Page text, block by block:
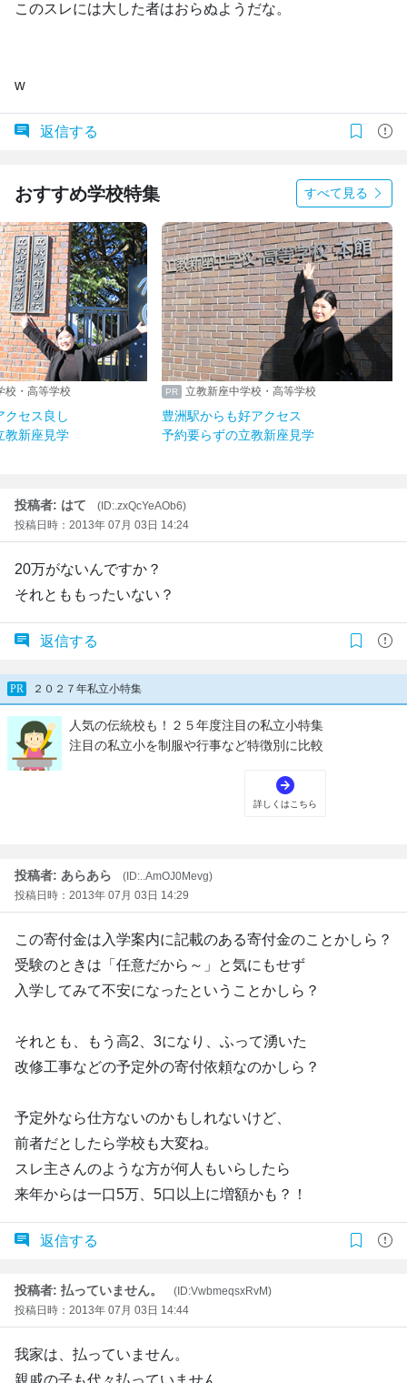
このスレには大した者はおらぬようだな。
w
返信する
おすすめ学校特集 すべて見る
校・高等学校
クセス良し
教新座見学
立教新座中学校・高等学校
豊洲駅からも好アクセス
予約要らずの立教新座見学
投稿者: はて
(ID:.zxQcYeAOb6)
投稿日時：2013年 07月 03日 14:24
20万がないんですか？
それとももったいない？
返信する
投稿者: あらあら
(ID:..AmOJ0Mevg)
投稿日時：2013年 07月 03日 14:29
この寄付金は入学案内に記載のある寄付金のことかしら？
受験のときは「任意だから～」と気にもせず
入学してみて不安になったということかしら？
それとも、もう高2、3になり、ふって湧いた
改修工事などの予定外の寄付依頼なのかしら？
予定外なら仕方ないのかもしれないけど、
前者だとしたら学校も大変ね。
スレ主さんのような方が何人もいらしたら
来年からは一口5万、5口以上に増額かも？！
返信する
投稿者: 払っていません。
(ID:VwbmeqsxRvM)
投稿日時：2013年 07月 03日 14:44
我家は、払っていません。
親戚の子も代々払っていません。